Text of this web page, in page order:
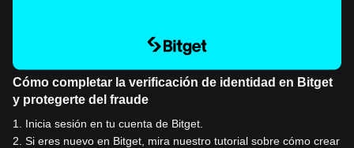
Cómo completar la verificación de identidad en Bitget
y protegerte del fraude
1
Inicia sesión en tu cuenta de Bitget.
2 Si eres nuevo en Bitget, mira nuestro tutorial sobre cómo crear